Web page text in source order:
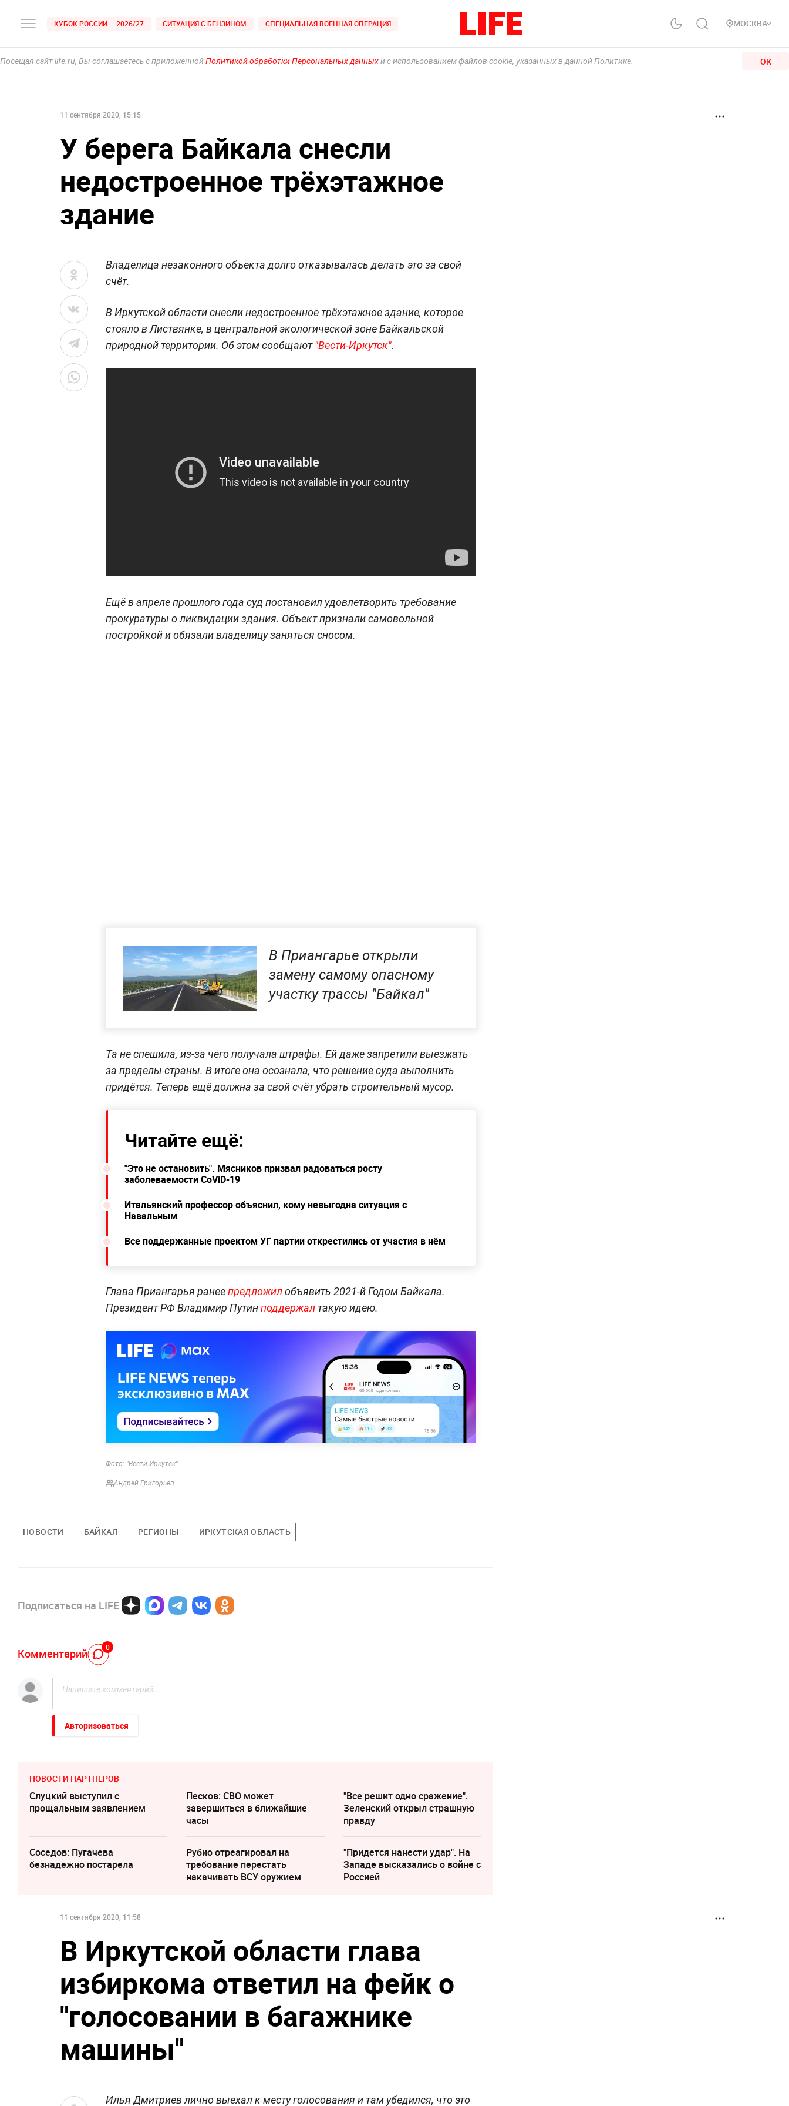
КУБОК РОССИИ — 2026/27 СИТУАЦИЯ С БЕНЗИНОМ СПЕЦИАЛЬНАЯ ВОЕННАЯ ОПЕРАЦИЯ МОСКВА
Посещая сайт life.ru, Вы соглашаетесь с приложеннойПолитикой обработки Персональных данныхи с использованием файлов cookie, указанных в данной Политике. ОК
11 сентября 2020, 15:15
У берега Байкала снесли
недостроенное трёхэтажное
здание
Владелица незаконного объекта долго отказывалась делать это за свой
счёт.
В Иркутской области снесли недостроенное трёхэтажное здание, которое
стояло в Листвянке, в центральной экологической зоне Байкальской
природной территории. Об этом сообщают"Вести-Иркутск".
Ещё в апреле прошлого года суд постановил удовлетворить требование
прокуратуры о ликвидации здания. Объект признали самовольной
постройкой и обязали владелицу заняться сносом.
В Приангарье открыли
замену самому опасному
участку трассы "Байкал"
Та не спешила, из-за чего получала штрафы. Ей даже запретили выезжать
за пределы страны. В итоге она осознала, что решение суда выполнить
придётся. Теперь ещё должна за свой счёт убрать строительный мусор.
Читайте ещё:
"Это не остановить". Мясников призвал радоваться росту
заболеваемости CoViD-19
Итальянский профессор объяснил, кому невыгодна ситуация с
Навальным
Все поддержанные проектом УГ партии открестились от участия в нём
Глава Приангарья ранеепредложилобъявить 2021-й Годом Байкала.
Президент РФ Владимир Путинподдержал такую идею.
Фото: "Вести Иркутск"
Андрей Григорьев
НОВОСТИ БАЙКАЛ РЕГИОНЫ ИРКУТСКАЯ ОБЛАСТЬ
Подписаться на LIFE
Комментарий 0
Авторизоваться
НОВОСТИ ПАРТНЕРОВ
Слуцкий выступил с
прощальным заявлением
Песков: СВО может
завершиться в ближайшие
часы
"Все решит одно сражение".
Зеленский открыл страшную
правду
Соседов: Пугачева
безнадежно постарела
Рубио отреагировал на
требование перестать
накачивать ВСУ оружием
"Придется нанести удар". На
Западе высказались о войне с
Россией
11 сентября 2020, 11:58
В Иркутской области глава
избиркома ответил на фейк о
"голосовании в багажнике
машины"
Илья Дмитриев лично выехал к месту голосования и там убедился, что это